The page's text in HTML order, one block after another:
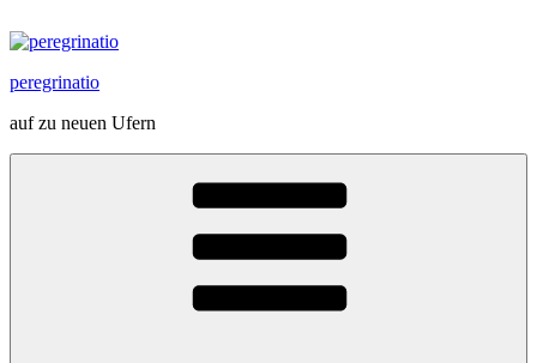
Inhalt
peregrinatio
auf zu neuen Ufern